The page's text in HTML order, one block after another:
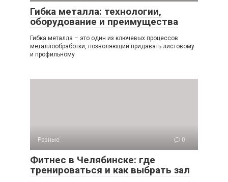
Гибка металла: технологии,
оборудование и преимущества
Гибка металла – это один из ключевых процессов
металлообработки, позволяющий придавать листовому
и профильному
Разные 0
Фитнес в Челябинске: где
тренироваться и как выбрать зал